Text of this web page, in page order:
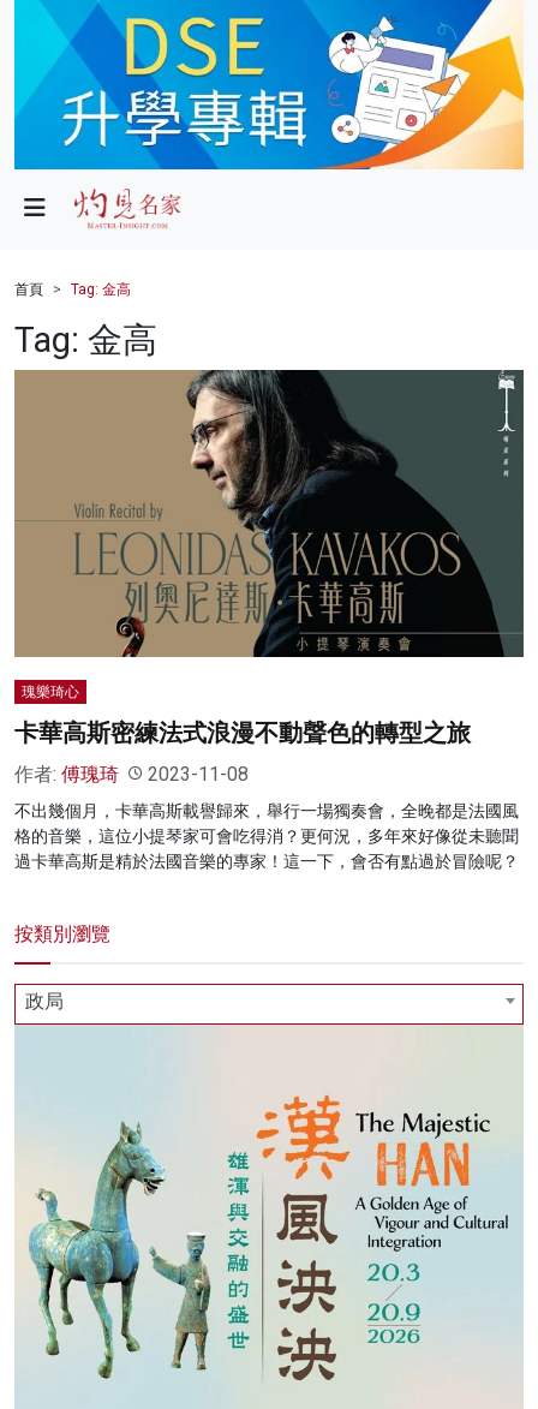
政局
財經
健康
影片
名家榜
灼見活動
首頁 Tag: 金高
Tag: 金高
瑰樂琦心
卡華高斯密練法式浪漫不動聲色的轉型之旅
作者: 傅瑰琦 2023-11-08
不出幾個月，卡華高斯載譽歸來，舉行一場獨奏會，全晚都是法國風
格的音樂，這位小提琴家可會吃得消？更何況，多年來好像從未聽聞
過卡華高斯是精於法國音樂的專家！這一下，會否有點過於冒險呢？
按類別瀏覽
政局